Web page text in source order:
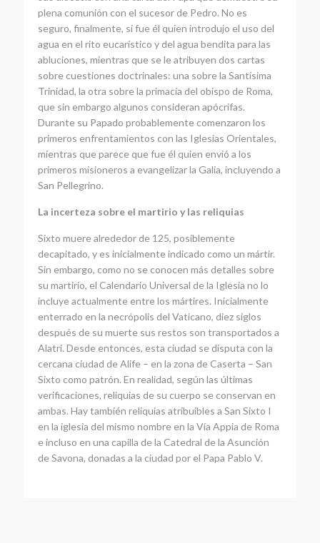
plena comunión con el sucesor de Pedro. No es
seguro, finalmente, si fue él quien introdujo el uso del
agua en el rito eucarístico y del agua bendita para las
abluciones, mientras que se le atribuyen dos cartas
sobre cuestiones doctrinales: una sobre la Santísima
Trinidad, la otra sobre la primacía del obispo de Roma,
que sin embargo algunos consideran apócrifas.
Durante su Papado probablemente comenzaron los
primeros enfrentamientos con las Iglesias Orientales,
mientras que parece que fue él quien envió a los
primeros misioneros a evangelizar la Galia, incluyendo a
San Pellegrino.
La incerteza sobre el martirio y las reliquias
Sixto muere alrededor de 125, posiblemente
decapitado, y es inicialmente indicado como un mártir.
Sin embargo, como no se conocen más detalles sobre
su martirio, el Calendario Universal de la Iglesia no lo
incluye actualmente entre los mártires. Inicialmente
enterrado en la necrópolis del Vaticano, diez siglos
después de su muerte sus restos son transportados a
Alatri. Desde entonces, esta ciudad se disputa con la
cercana ciudad de Alife – en la zona de Caserta – San
Sixto como patrón. En realidad, según las últimas
verificaciones, reliquias de su cuerpo se conservan en
ambas. Hay también reliquias atribuibles a San Sixto I
en la iglesia del mismo nombre en la Vía Appia de Roma
e incluso en una capilla de la Catedral de la Asunción
de Savona, donadas a la ciudad por el Papa Pablo V.